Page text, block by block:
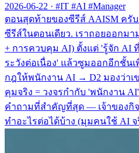
2026-06-22 · #IT #AI #Manager
ตอนสุดท้ายของซีรีส์ AAISM ครั
ซีรีส์ในตอนเดียว. เราถอยออกมา
+ การควบคุม AI) ตั้งแต่ 'รู้จัก AI
ระวังต่อเนื่อง' แล้วซูมออกอีกชั้นเ
กฎให้พนักงาน AI → D2 มองว่าเ
คุมจริง = วงจรกำกับ 'พนักงาน
คำถามที่สำคัญที่สุด — เจ้าของกิ
ทำอะไรต่อได้บ้าง (มุมคนใช้ AI